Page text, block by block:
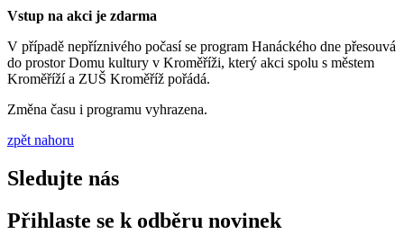
Vstup na akci je zdarma
V případě nepříznivého počasí se program Hanáckého dne přesouvá
do prostor Domu kultury v Kroměříži, který akci spolu s městem
Kroměříží a ZUŠ Kroměříž pořádá.
Změna času i programu vyhrazena.
zpět nahoru
Sledujte nás
Přihlaste se k odběru novinek